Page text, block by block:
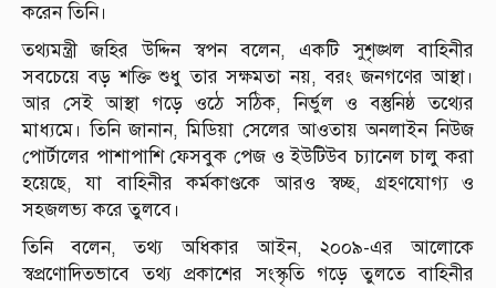
করেন তিনি।
তথ্যমন্ত্রী জহির উদ্দিন স্বপন বলেন, একটি সুশৃঙ্খল বাহিনীর
সবচেয়ে বড় শক্তি শুধু তার সক্ষমতা নয়, বরং জনগণের আস্থা।
আর সেই আস্থা গড়ে ওঠে সঠিক, নির্ভুল ও বস্তুনিষ্ঠ তথ্যের
মাধ্যমে। তিনি জানান, মিডিয়া সেলের আওতায় অনলাইন নিউজ
পোর্টালের পাশাপাশি ফেসবুক পেজ ও ইউটিউব চ্যানেল চালু করা
হয়েছে, যা বাহিনীর কর্মকাণ্ডকে আরও স্বচ্ছ, গ্রহণযোগ্য ও
সহজলভ্য করে তুলবে।
তিনি বলেন, তথ্য অধিকার আইন, ২০০৯-এর আলোকে
স্বপ্রণোদিতভাবে তথ্য প্রকাশের সংস্কৃতি গড়ে তুলতে বাহিনীর